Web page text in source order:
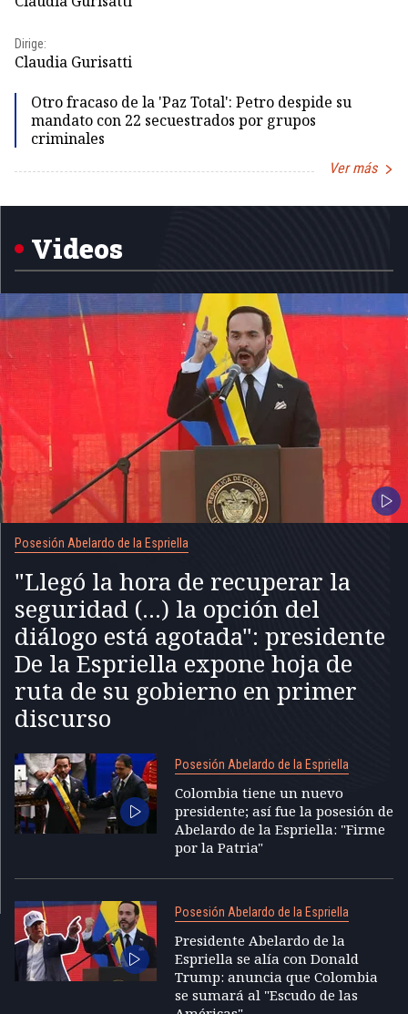
Dirige:
Claudia Gurisatti
Otro fracaso de la 'Paz Total': Petro despide su
mandato con 22 secuestrados por grupos
criminales
Ver más
1
Videos
Posesión Abelardo de la Espriella
"Llegó la hora de recuperar la
seguridad (...) la opción del
diálogo está agotada": presidente
De la Espriella expone hoja de
ruta de su gobierno en primer
discurso
Posesión Abelardo de la Espriella
Colombia tiene un nuevo
presidente; así fue la posesión de
Abelardo de la Espriella: "Firme
por la Patria"
Posesión Abelardo de la Espriella
Presidente Abelardo de la
Espriella se alía con Donald
Trump: anuncia que Colombia
se sumará al "Escudo de las